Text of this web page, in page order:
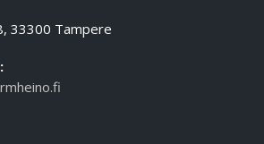
33300 Tampere